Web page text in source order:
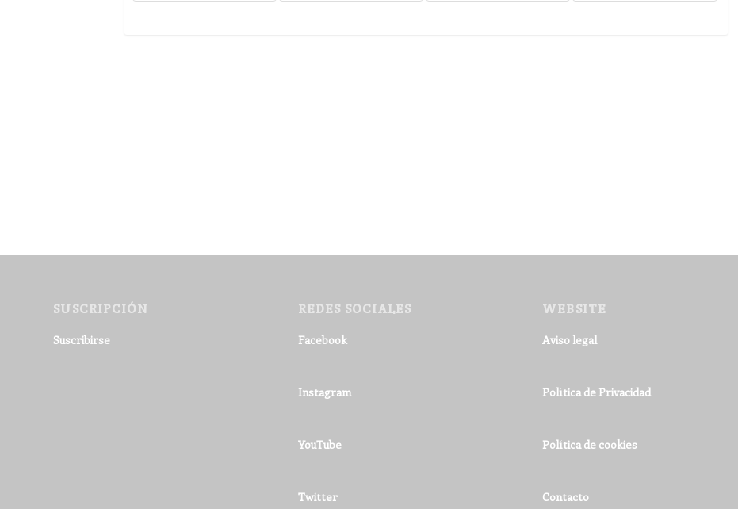
SUSCRIPCIÓN
Suscribirse
REDES SOCIALES
Facebook
Instagram
YouTube
Twitter
WEBSITE
Aviso legal
Política de Privacidad
Política de cookies
Contacto